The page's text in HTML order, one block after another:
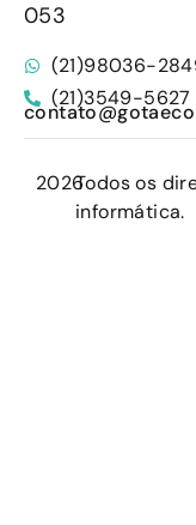
053
(21)98036-
(21)3549-5627
2026Todos os
informática.